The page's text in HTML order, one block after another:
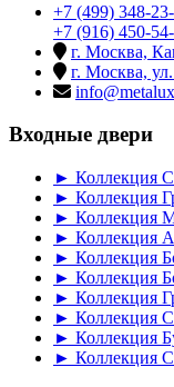
+7 (499) 348-
+7 (916) 450-
г. Москва,
г. Москва,
Входные двери
► Коллекция
► Коллекция
► Коллекция
► Коллекция
► Коллекция
► Коллекция
► Коллекция
► Коллекция
► Коллекция
► Коллекция